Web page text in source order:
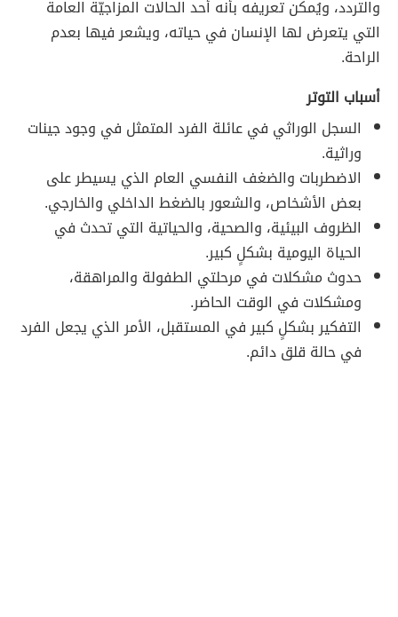
والتردد، ويُمكن تعريفه بأنه أحد الحالات المزاجيّة العامة
التي يتعرض لها الإنسان في حياته، ويشعر فيها بعدم
الراحة.
أسباب التوتر
السجل الوراثي في عائلة الفرد المتمثل في وجود جينات
وراثية.
الاضطربات والضغف النفسي العام الذي يسيطر على
بعض الأشخاص، والشعور بالضغط الداخلي والخارجي.
الظروف البيئية، والصحية، والحياتية التي تحدث في
الحياة اليومية بشكلٍ كبير.
حدوث مشكلات في مرحلتي الطفولة والمراهقة،
ومشكلات في الوقت الحاضر.
التفكير بشكلٍ كبير في المستقبل، الأمر الذي يجعل الفرد
في حالة قلق دائم.